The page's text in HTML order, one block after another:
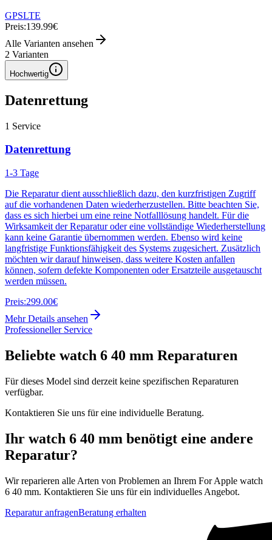
GPSLTE
Preis:139.99€
Alle Varianten ansehen
2 Varianten
Hochwertig
Datenrettung
1 Service
Datenrettung
1-3 Tage
Die Reparatur dient ausschließlich dazu, den kurzfristigen Zugriff
auf die vorhandenen Daten wiederherzustellen. Bitte beachten Sie,
dass es sich hierbei um eine reine Notfalllösung handelt. Für die
Wirksamkeit der Reparatur oder eine vollständige Wiederherstellung
kann keine Garantie übernommen werden. Ebenso wird keine
langfristige Funktionsfähigkeit des Systems zugesichert. Zusätzlich
möchten wir darauf hinweisen, dass weitere Kosten anfallen
können, sofern defekte Komponenten oder Ersatzteile ausgetauscht
werden müssen.
Preis:299.00€
Mehr Details ansehen
Professioneller Service
Beliebte watch 6 40 mm Reparaturen
Für dieses Model sind derzeit keine spezifischen Reparaturen
verfügbar.
Kontaktieren Sie uns für eine individuelle Beratung.
Ihr watch 6 40 mm benötigt eine andere
Reparatur?
Wir reparieren alle Arten von Problemen an Ihrem For Apple watch
6 40 mm. Kontaktieren Sie uns für ein individuelles Angebot.
Reparatur anfragenBeratung erhalten